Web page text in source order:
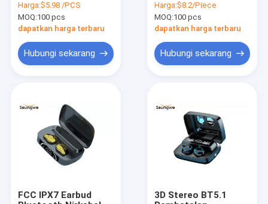
Bluetooth Random
Switching
Harga:$5.98 /PCS
MOQ:100 pcs
dapatkan harga terbaru
Hubungi sekarang
HSP Untuk Gym
Olahraga
Harga:$8.2/Piece
MOQ:100 pcs
dapatkan harga terbaru
Hubungi sekarang
FCC IPX7 Earbud
3D Stereo BT5.1